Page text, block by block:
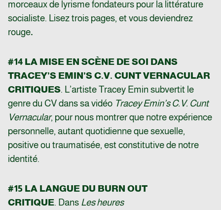
morceaux de lyrisme fondateurs pour la littérature
socialiste. Lisez trois pages, et vous deviendrez
rouge.
#14 LA MISE EN SCÈNE DE SOI DANS
TRACEY’S EMIN’S C.V. CUNT VERNACULAR
CRITIQUES. L’artiste Tracey Emin subvertit le
genre du CV dans sa vidéo Tracey Emin’s C.V. Cunt
Vernacular, pour nous montrer que notre expérience
personnelle, autant quotidienne que sexuelle,
positive ou traumatisée, est constitutive de notre
identité.
#15 LA LANGUE DU BURN OUT
CRITIQUE. Dans Les heures